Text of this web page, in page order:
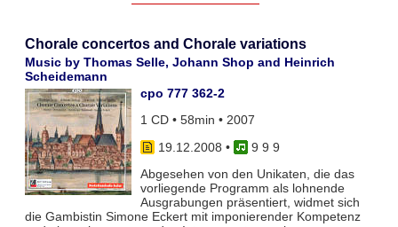
Chorale concertos and Chorale variations
Music by Thomas Selle, Johann Shop and Heinrich
Scheidemann
cpo 777 362-2
1 CD • 58min • 2007
19.12.2008 •
9 9 9
Abgesehen von den Unikaten, die das
vorliegende Programm als lohnende
Ausgrabungen präsentiert, widmet sich
die Gambistin Simone Eckert mit imponierender Kompetenz